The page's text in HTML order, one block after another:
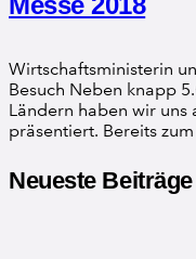
Wirtschaftsministerin
Besuch Neben knapp
Ländern haben wir uns
präsentiert. Bereits
Neueste Beiträge